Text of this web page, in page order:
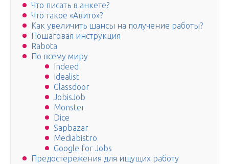
Что писать в анкете?
Что такое «Авито»?
Как увеличить шансы на получение работы?
Пошаговая инструкция
Rabota
По всему миру
Indeed
Idealist
Glassdoor
JobisJob
Monster
Dice
Sapbazar
Mediabistro
Google for Jobs
Предостережения для ищущих работу